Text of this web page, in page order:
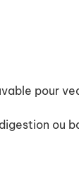
pour
ou